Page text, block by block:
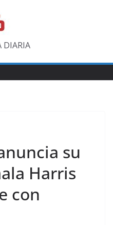
DIARIA
su
Harris
con